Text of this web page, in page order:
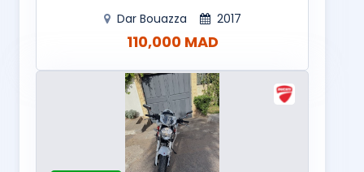
Dar Bouazza 2017
110,000 MAD